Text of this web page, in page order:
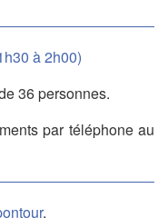
à 2h00)
36 personnes.
par téléphone au
.